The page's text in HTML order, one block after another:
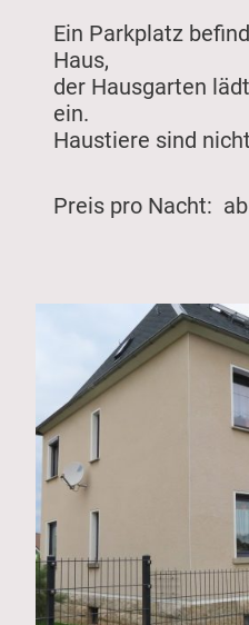
Ein Parkplatz
Haus,
der Hausgarten
ein.
Haustiere sind
Preis pro Nacht: